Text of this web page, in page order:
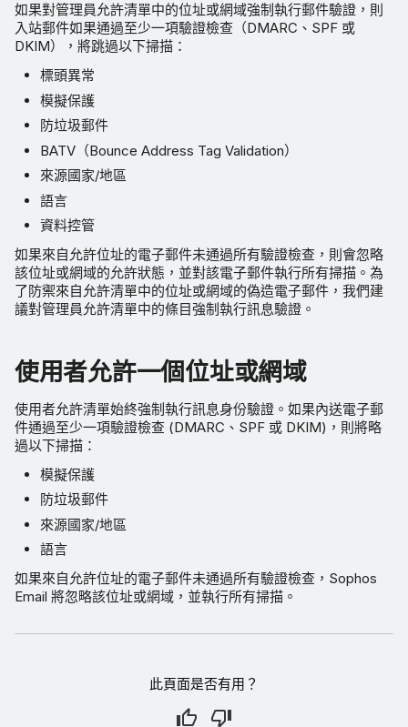
如果對管理員允許清單中的位址或網域強制執行郵件驗證，則
入站郵件如果通過至少一項驗證檢查（DMARC、SPF 或
DKIM），將跳過以下掃描：
標頭異常
模擬保護
防垃圾郵件
BATV（Bounce Address Tag Validation）
來源國家/地區
語言
資料控管
如果來自允許位址的電子郵件未通過所有驗證檢查，則會忽略
該位址或網域的允許狀態，並對該電子郵件執行所有掃描。為
了防禦來自允許清單中的位址或網域的偽造電子郵件，我們建
議對管理員允許清單中的條目強制執行訊息驗證。
使用者允許一個位址或網域
使用者允許清單始終強制執行訊息身份驗證。如果內送電子郵
件通過至少一項驗證檢查 (DMARC、SPF 或 DKIM)，則將略
過以下掃描：
模擬保護
防垃圾郵件
來源國家/地區
語言
如果來自允許位址的電子郵件未通過所有驗證檢查，Sophos
Email 將忽略該位址或網域，並執行所有掃描。
此頁面是否有用？